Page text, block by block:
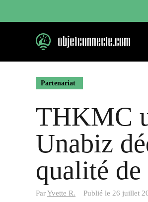
Partenariat
THKMC
Unabiz
qualité de
ParYvette R. Publié le 26 juillet